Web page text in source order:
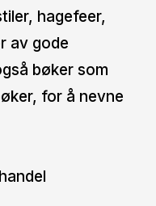
hagefeer,
av gode
bøker som
for å nevne